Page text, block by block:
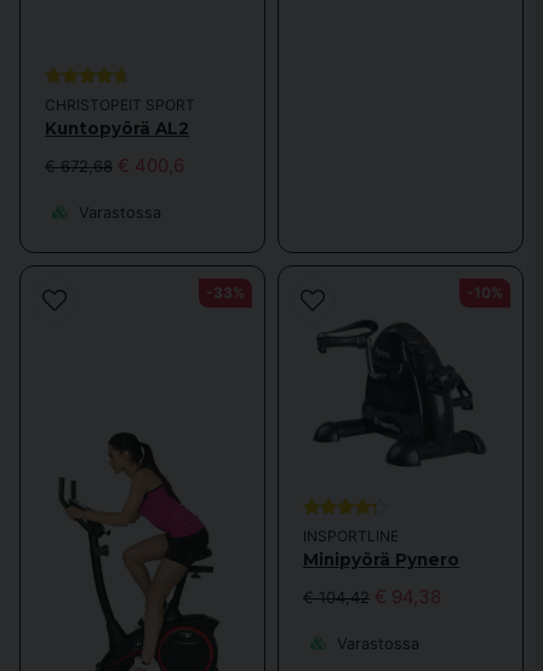
Kuntopyörä on suosittu useista syistä. Ensinnäkin se on helppokäyttöinen
ja sopii useimmille. Voit itse säätää vastusta ja valita erilaisia
harjoitusohjelmia, jotta harjoittelu on monipuolisempaa. Lisäksi
kuntopyörä on hellävarainen polville ja nivelille, mikä tekee siitä sopivan
Lue lisää kuntopyöristä
kuntopyöristä
ja siitä, miten voit optimoida
harjoittelusi, voit lukea lisää verkkosivuiltamme. Meillä on
yksityiskohtaista tietoa eri malleista, vinkkejä satulan ja ohjaustangon
oikeaan säätämiseen sekä muiden asiakkaiden arvosteluja. Hyödynnä
tietomme ja löydä tarpeisiisi sopiva kuntopyörä!
Mitkä ovat kuntopyörän edut?
Kuntopyörä on yksi klassisimmista kuntolaitteista, ja se on edelleen
erittäin suosittu kotona treenaavien keskuudessa. Sen avulla treenaat
sekä jalkoja että peppua, mutta haastat myös sydäntä ja keuhkoja. Pyörä
on myös tehokas kalorienpolttaja. Lisäksi kuntopyörämme ovat helppoja
siirtää, mikä helpottaa pyörän pois laittamista treenin jälkeen.
CHRISTOPEIT SPORT
Kuntopyörä AL2
€ 672,68 € 400,6
Varastossa
-33%
INSPORTLINE
Minipyörä Pynero
€ 104,42 € 94,38
Varastossa
-10%